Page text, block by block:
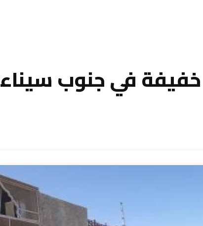
في جنوب سيناء